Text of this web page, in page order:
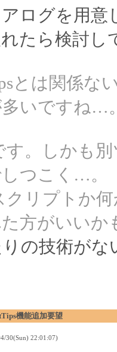
ログを用意
たら検討し
とは関係な
多いですね…
す。しかも
つこく…。
クリプトか
方がいいか
の技術が
機能追加要望
30(Sun) 22:01:07)